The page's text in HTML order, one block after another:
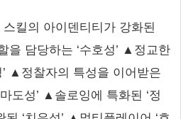
킬의 아이덴티티가 강화된
을 담당하는 ‘수호성’ ▲정교한
’ ▲정찰자의 특성을 이어받은
도성’ ▲솔로잉에 특화된 ‘정